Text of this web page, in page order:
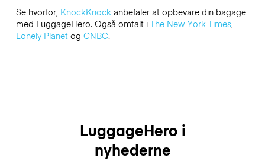
Se hvorfor, KnockKnockanbefaler at opbevare din bagage
med LuggageHero. Også omtalt i The New York Times,
Lonely Planetog CNBC.
LuggageHero i
nyhederne